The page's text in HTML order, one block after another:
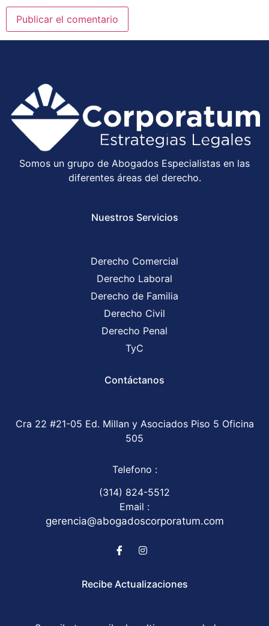
Somos un grupo de Abogados Especialistas en las
diferentes áreas del derecho.
Nuestros Servicios
Derecho Comercial
Derecho Laboral
Derecho de Familia
Derecho Civil
Derecho Penal
TyC
Contáctanos
Cra 22 #21-05 Ed. Millan y Asociados Piso 5 Oficina
505
Telefono :
(314) 824-5512
Email :
gerencia@abogadoscorporatum.com
Recibe Actualizaciones